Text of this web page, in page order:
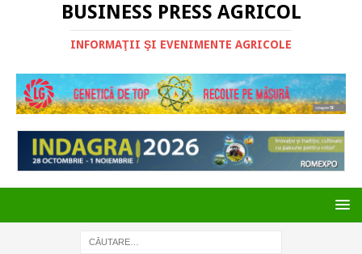
BUSINESS PRESS AGRICOL
INFORMAŢII ŞI EVENIMENTE AGRICOLE